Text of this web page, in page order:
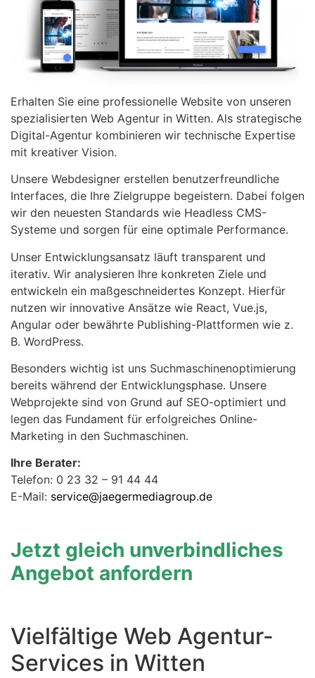
Erhalten Sie eine professionelle Website von unseren
spezialisierten Web Agentur in Witten. Als strategische
Digital-Agentur kombinieren wir technische Expertise
mit kreativer Vision.
Unsere Webdesigner erstellen benutzerfreundliche
Interfaces, die Ihre Zielgruppe begeistern. Dabei folgen
wir den neuesten Standards wie Headless CMS-
Systeme und sorgen für eine optimale Performance.
Unser Entwicklungsansatz läuft transparent und
iterativ. Wir analysieren Ihre konkreten Ziele und
entwickeln ein maßgeschneidertes Konzept. Hierfür
nutzen wir innovative Ansätze wie React, Vue.js,
Angular oder bewährte Publishing-Plattformen wie z.
B. WordPress.
Besonders wichtig ist uns Suchmaschinenoptimierung
bereits während der Entwicklungsphase. Unsere
Webprojekte sind von Grund auf SEO-optimiert und
legen das Fundament für erfolgreiches Online-
Marketing in den Suchmaschinen.
Ihre Berater:
Telefon: 0 23 32 – 91 44 44
E-Mail: service@jaegermediagroup.de
Jetzt gleich unverbindliches
Angebot anfordern
Vielfältige Web Agentur-
Services in Witten